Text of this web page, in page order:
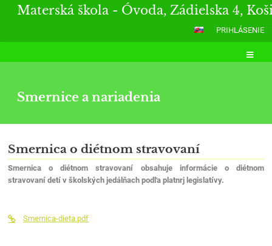
Materská škola - Óvoda, Zádielska 4,
PRIHLÁSENIE
Smernice a nariadenia
Smernice
a
nariadenia
Smernica o diétnom stravovaní
Smernica o diétnom stravovaní obsahuje informácie o diétnom
stravovaní detí v školských jedálňach podľa platnrj legislatívy.
Smernica-dieta.pdf